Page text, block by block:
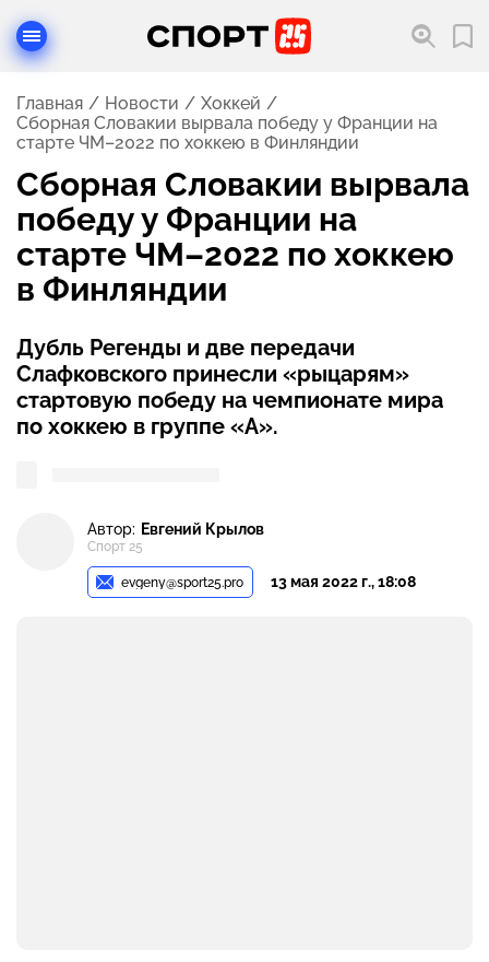
Главная Новости
Хоккей
Сборная Словакии вырвала победу у Франции на
старте ЧМ–2022 по хоккею в Финляндии
Сборная Словакии вырвала
победу у Франции на
старте ЧМ–2022 по хоккею
в Финляндии
Дубль Регенды и две передачи
Слафковского принесли «рыцарям»
стартовую победу на чемпионате мира
по хоккею в группе «А».
Автор: Евгений Крылов
Спорт 25
evgeny@sport25.pro 13 мая 2022 г., 18:08